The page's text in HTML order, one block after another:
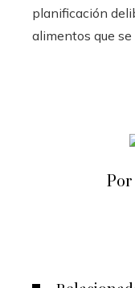
planificación
alimentos que